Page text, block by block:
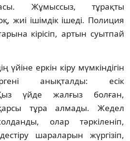
Жұмыссыз, тұрақты
жиі ішімдік ішеді. Полиция
кірісіп, артын суытпай
үйіне еркін кіру мүмкіндігін
анықталды: есік
үйде жалғыз болған,
тұра алмады. Жедел
олар тәркіленіп,
шараларын жүргізіп,